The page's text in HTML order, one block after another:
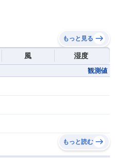
もっと見る
風 湿度
観測値
もっと読む